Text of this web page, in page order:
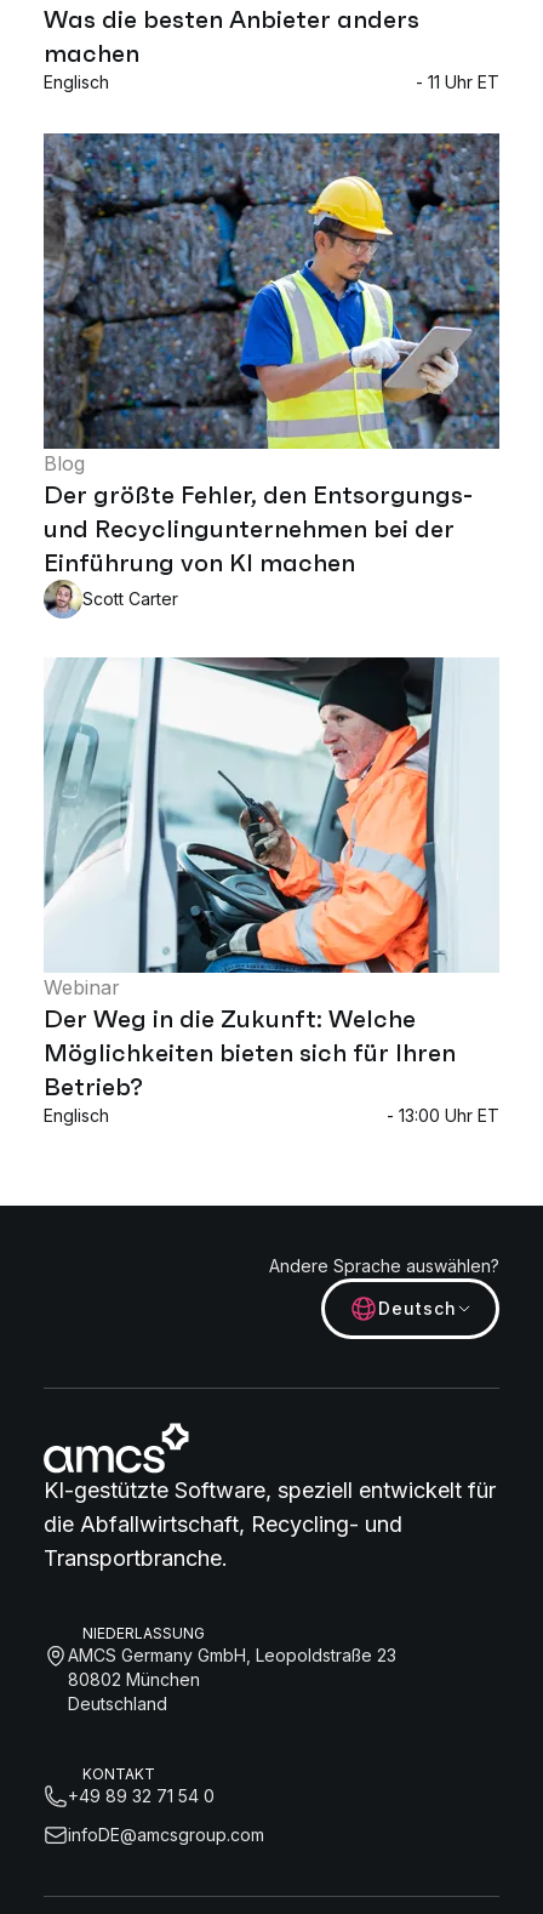
Was die besten Anbieter anders
machen
Englisch - 11 Uhr ET
Blog
Der größte Fehler, den Entsorgungs-
und Recyclingunternehmen bei der
Einführung von KI machen
Scott Carter
Webinar
Der Weg in die Zukunft: Welche
Möglichkeiten bieten sich für Ihren
Betrieb?
Englisch - 13:00 Uhr ET
Andere Sprache auswählen?
Deutsch
KI-gestützte Software, speziell entwickelt für
die Abfallwirtschaft, Recycling- und
Transportbranche.
NIEDERLASSUNG
AMCS Germany GmbH, Leopoldstraße 23
80802 München
Deutschland
KONTAKT
+49 89 32 71 54 0
infoDE@amcsgroup.com